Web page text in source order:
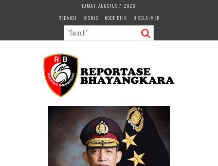
JUMAT, AGUSTUS 7, 2026
REDAKSI
BISNIS KODE ETIK DISCLAIMER